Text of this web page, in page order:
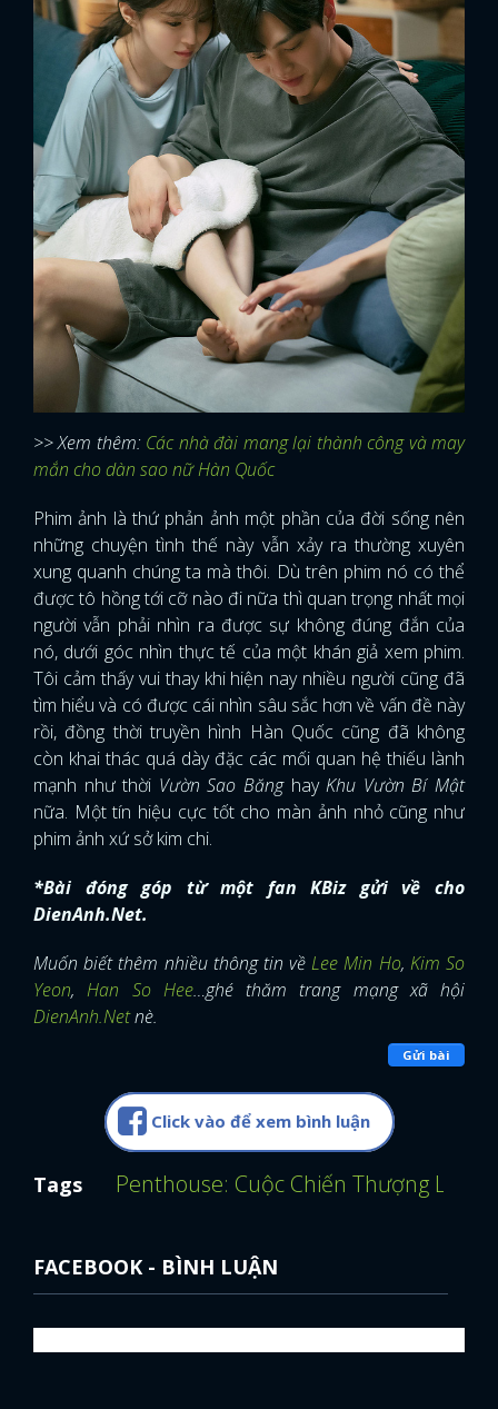
x
>> Xem thêm: Các nhà đài mang lại thành công và may
mắn cho dàn sao nữ Hàn Quốc
Phim ảnh là thứ phản ảnh một phần của đời sống nên
những chuyện tình thế này vẫn xảy ra thường xuyên
xung quanh chúng ta mà thôi. Dù trên phim nó có thể
được tô hồng tới cỡ nào đi nữa thì quan trọng nhất mọi
người vẫn phải nhìn ra được sự không đúng đắn của
nó, dưới góc nhìn thực tế của một khán giả xem phim.
Tôi cảm thấy vui thay khi hiện nay nhiều người cũng đã
tìm hiểu và có được cái nhìn sâu sắc hơn về vấn đề này
rồi, đồng thời truyền hình Hàn Quốc cũng đã không
còn khai thác quá dày đặc các mối quan hệ thiếu lành
mạnh như thời Vườn Sao BănghayKhu Vườn Bí Mật
nữa. Một tín hiệu cực tốt cho màn ảnh nhỏ cũng như
phim ảnh xứ sở kim chi.
*Bài đóng góp từ một fan KBiz gửi về cho
DienAnh.Net.
Muốn biết thêm nhiều thông tin vềLee Min Ho, Kim So
Yeon,Han So Hee…ghé thăm trang mạng xã hội
DienAnh.Netnè.
Gửi bài
Click vào để xem bình luận
Tags Penthouse: Cuộc Chiến Thượng Lưu
FACEBOOK - BÌNH LUẬN